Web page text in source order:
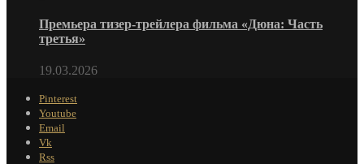
Премьера тизер-трейлера фильма «Дюна: Часть
третья»
19.03.2026
Pinterest
Youtube
Email
Vk
Rss